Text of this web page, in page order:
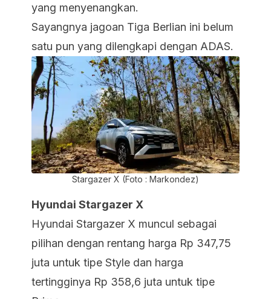
yang menyenangkan.
Sayangnya jagoan Tiga Berlian ini belum
satu pun yang dilengkapi dengan ADAS.
Stargazer X (Foto : Markondez)
Hyundai Stargazer X
Hyundai Stargazer X muncul sebagai
pilihan dengan rentang harga Rp 347,75
juta untuk tipe Style dan harga
tertingginya Rp 358,6 juta untuk tipe